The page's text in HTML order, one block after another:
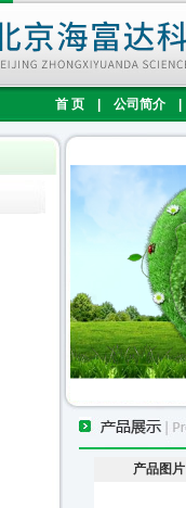
首 页 公司简介
产品图片